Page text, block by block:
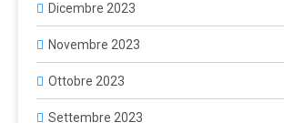
Dicembre 2023
Novembre 2023
Ottobre 2023
Settembre 2023